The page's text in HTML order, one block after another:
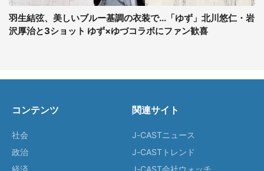
羽生結弦、美しいブルー基調の衣装で...「ゆず」北川悠仁・岩
沢厚治と3ショット ゆず×ゆづコラボにファン歓喜
コンテンツ
社会
政治
経済
関連サイト
J-CASTニュース
J-CASTトレンド
J-CAST会社ウォッチ